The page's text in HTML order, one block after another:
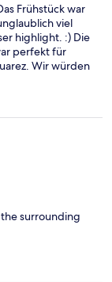
Frühstück war
viel
highlight. :) Die
perfekt für
Wir würden
surrounding